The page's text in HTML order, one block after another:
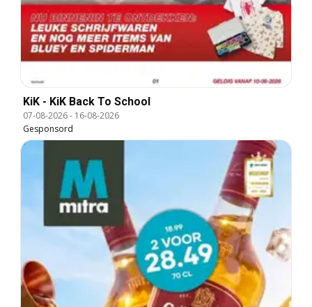
KiK - KiK Back To School
07-08-2026- 16-08-2026
Gesponsord